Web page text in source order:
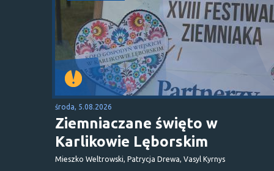
środa, 5.08.2026
Ziemniaczane święto w
Karlikowie Lęborskim
Mieszko Weltrowski, Patrycja Drewa, Vasyl Kyrnys